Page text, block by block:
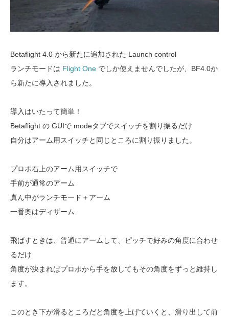
Betaflight 4.0 から新たに追加された Launch control
ランチモードは Flight One でしか使えませんでしたが、BF4.0か
ら新たに導入されました。
導入はいたって簡単！
Betaflight の GUIで modeタブでスイッチを割り振るだけ
自分はアーム用スイッチと同じところに割り振りました。
プロポ右上のアーム用スイッチで
手前が通常のアーム
真ん中がランチモード＋アーム
一番奥はディザーム
飛ばすときは、普通にアームして、ピッチで好みの角度に合わせ
るだけ
角度が決まればプロポから手を放してもその角度をずっと維持し
ます。
このとき下が滑るところだと角度を上げていくと、滑り出して前